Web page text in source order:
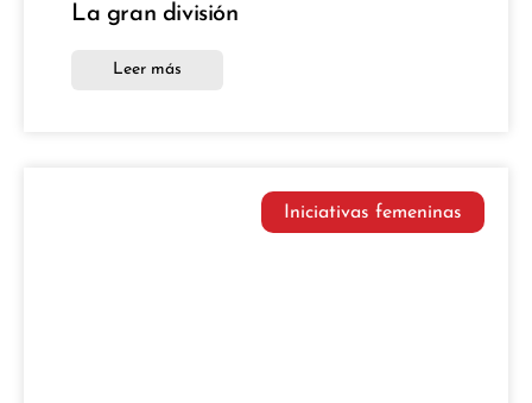
La gran división
Leer más
Iniciativas femeninas